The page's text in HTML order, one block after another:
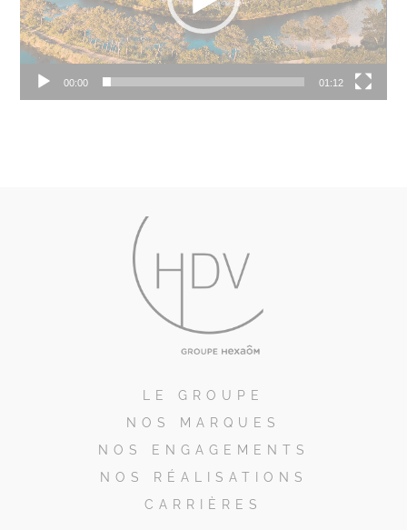
00:00 01:12
LE GROUPE
NOS MARQUES
NOS ENGAGEMENTS
NOS RÉALISATIONS
CARRIÈRES